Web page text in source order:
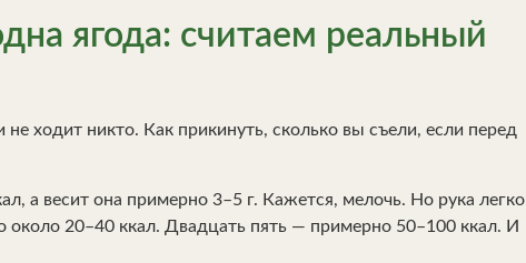
ягода: считаем реальный
ходит никто. Как прикинуть, сколько вы съели, если перед
а весит она примерно 3–5 г. Кажется, мелочь. Но рука легко
около 20–40 ккал. Двадцать пять — примерно 50–100 ккал. И